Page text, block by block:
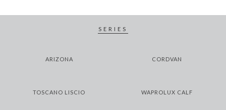
SERIES
ARIZONA CORDVAN
TOSCANO LISCIO WAPROLUX CALF